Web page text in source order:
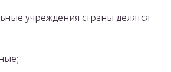
учреждения страны делятся